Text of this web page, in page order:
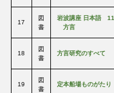
17
図
書
岩波講座 日本語 11
方言
18
図
書
方言研究のすべて
19
図
書
定本船場ものがたり